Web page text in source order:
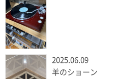
2025.06.09
羊のショーン